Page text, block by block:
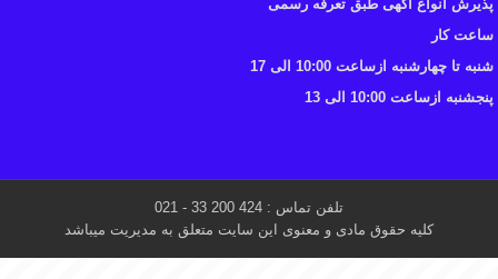
پذیرش انواع آگهی طبق تعرفه رسمی
ساعت کار
شنبه تا چهارشنبه ازساعت 10:00 الی 17
پنجشنبه ازساعت 10:00 الی 13
تلفن تماس : 424 200 33 - 021
کلیه حقوق مادی و معنوی این سایت متعلق به مدیریت میباشد